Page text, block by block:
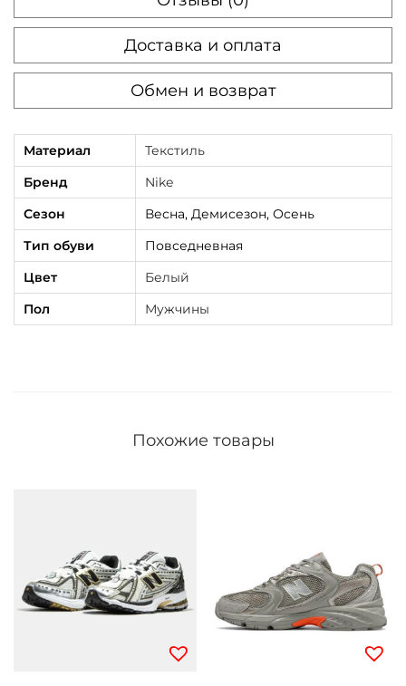
e
Доставка и оплата
Обмен и возврат
Материал
Текстиль
Бренд
Nike
Сезон
Весна, Демисезон, Осень
Тип обуви
Повседневная
Цвет
Белый
Пол
Мужчины
Похожие товары